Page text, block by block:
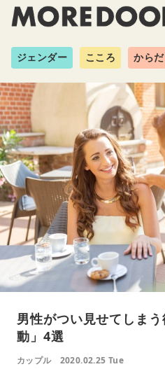
ジェンダー こころ からだ
男性がつい見せてしま
動」4選
カップル 2020.02.25 Tue